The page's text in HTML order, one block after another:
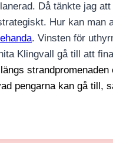
Då tänkte jag
Hur kan man
. Vinsten för
Klingvall gå till att
strandpromenaden
pengarna kan gå till,